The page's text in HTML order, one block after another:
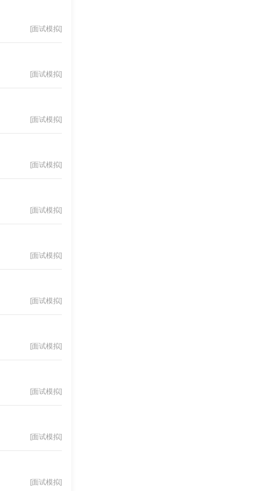
[面试模拟]
[面试模拟]
[面试模拟]
[面试模拟]
[面试模拟]
[面试模拟]
[面试模拟]
[面试模拟]
[面试模拟]
[面试模拟]
[面试模拟]